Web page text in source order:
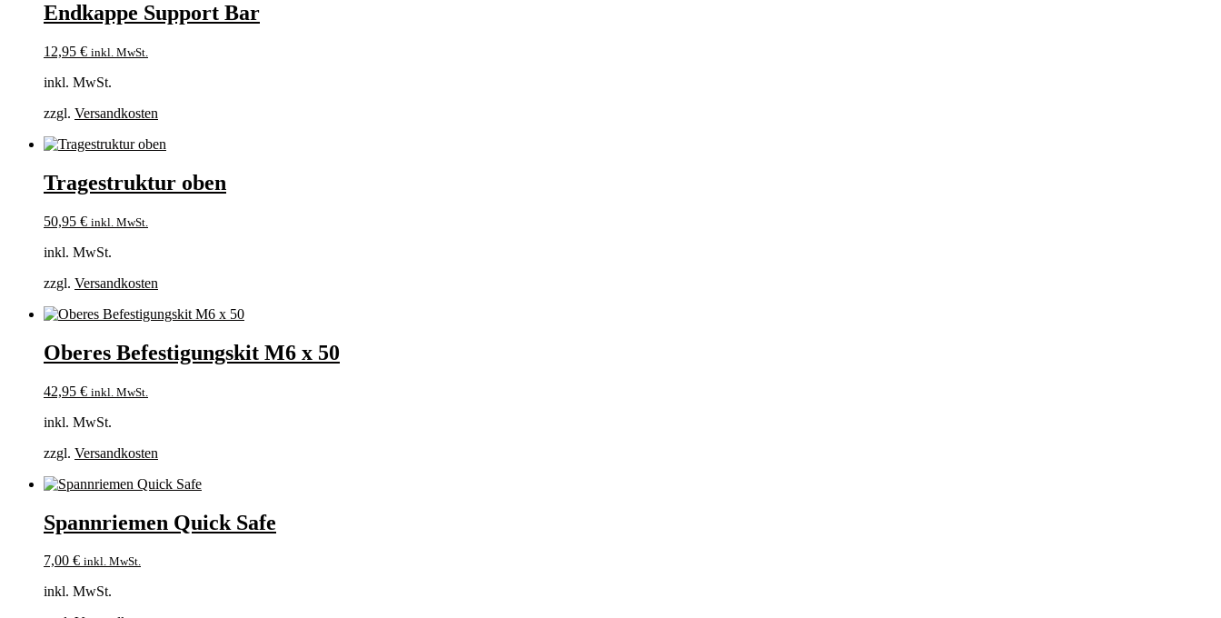
Endkappe Support Bar
12,95 € inkl. MwSt.
inkl. MwSt.
zzgl. Versandkosten
Tragestruktur oben
50,95 € inkl. MwSt.
inkl. MwSt.
zzgl. Versandkosten
Oberes Befestigungskit M6 x 50
42,95 € inkl. MwSt.
inkl. MwSt.
zzgl. Versandkosten
Spannriemen Quick Safe
7,00 € inkl. MwSt.
inkl. MwSt.